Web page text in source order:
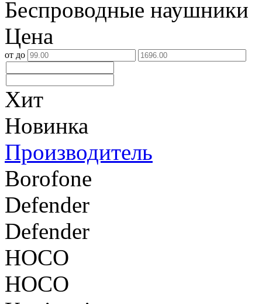
Беспроводные наушники
Цена
от до
Хит
Новинка
Производитель
Borofone
Defender
Defender
HOCO
HOCO